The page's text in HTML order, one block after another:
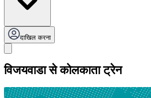
दाखिल करना
विजयवाडा से कोलकाता ट्रेन